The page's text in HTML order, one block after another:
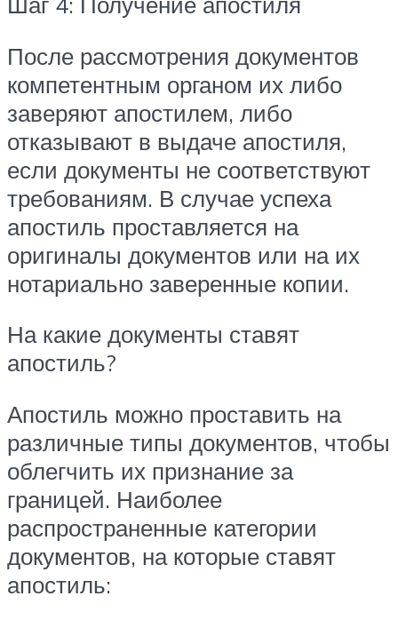
После рассмотрения документов
компетентным органом их либо
заверяют апостилем, либо
отказывают в выдаче апостиля,
если документы не соответствуют
требованиям. В случае успеха
апостиль проставляется на
оригиналы документов или на их
нотариально заверенные копии.
На какие документы ставят
апостиль?
Апостиль можно проставить на
различные типы документов, чтобы
облегчить их признание за
границей. Наиболее
распространенные категории
документов, на которые ставят
апостиль: